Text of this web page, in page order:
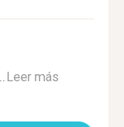
Leer más